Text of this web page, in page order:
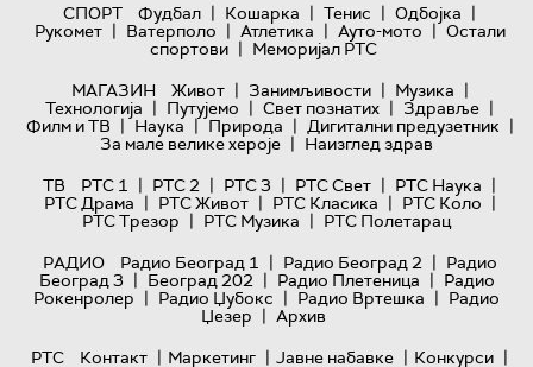
СПОРТ
Фудбал | Кошарка | Тенис | Одбојка |
Рукомет | Ватерполо | Атлетика | Ауто-мото | Остали
спортови | Меморијал РТС
МАГАЗИН
Живот | Занимљивости | Музика |
Технологијa | Путујемо | Свет познатих | Здравље |
Филм и ТВ | Наука | Природа | Дигитални предузетник |
За мале велике хероје | Наизглед здрав
ТВ
РТС 1 | РТС 2 | РТС 3 | РТС Свет | РТС Наука |
РТС Драма | РТС Живот | РТС Класика | РТС Коло |
РТС Трезор | РТС Музика | РТС Полетарац
РАДИО
Радио Београд 1 | Радио Београд 2 | Радио
Београд 3 | Београд 202 | Радио Плетеница | Радио
Рокенролер | Радио Џубокс | Радио Вртешка | Радио
Џезер | Архив
РТС
Контакт | Маркетинг | Јавне набавке | Конкурси |